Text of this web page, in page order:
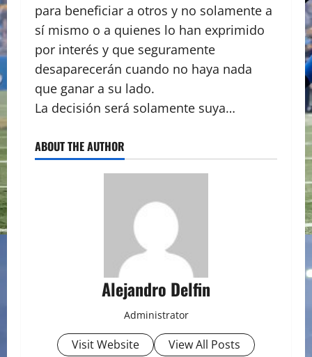
para beneficiar a otros y no solamente a
sí mismo o a quienes lo han exprimido
por interés y que seguramente
desaparecerán cuando no haya nada
que ganar a su lado.
La decisión será solamente suya…
ABOUT THE AUTHOR
Alejandro Delfin
Administrator
Visit Website View All Posts